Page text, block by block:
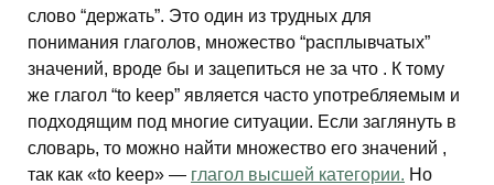
слово “держать”. Это один из трудных для
понимания глаголов, множество “расплывчатых”
значений, вроде бы и зацепиться не за что . К тому
же глагол “to keep” является часто употребляемым и
подходящим под многие ситуации. Если заглянуть в
словарь, то можно найти множество его значений ,
так как «to keep» — глагол высшей категории. Но